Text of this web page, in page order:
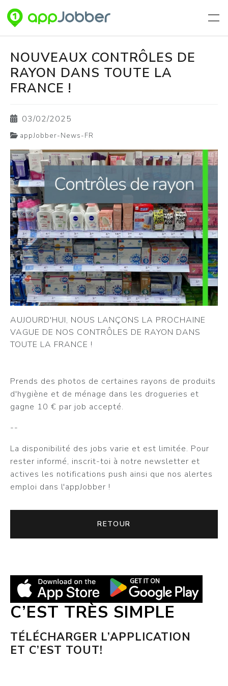
NOUVEAUX CONTRÔLES DE
RAYON DANS TOUTE LA
FRANCE !
03/02/2025
appJobber-News-FR
AUJOURD'HUI, NOUS LANÇONS LA PROCHAINE
VAGUE DE NOS CONTRÔLES DE RAYON DANS
TOUTE LA FRANCE !
Prends des photos de certaines rayons de produits
d'hygiène et de ménage dans les drogueries et
gagne 10 € par job accepté.
--
La disponibilité des jobs varie et est limitée. Pour
rester informé, inscrit-toi à notre newsletter et
actives les notifications push ainsi que nos alertes
emploi dans l'appJobber !
RETOUR
C’EST TRÈS SIMPLE
TÉLÉCHARGER L’APPLICATION
ET C’EST TOUT!